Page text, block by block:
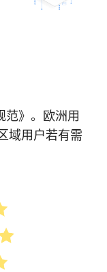
范》。欧洲用
域用户若有需